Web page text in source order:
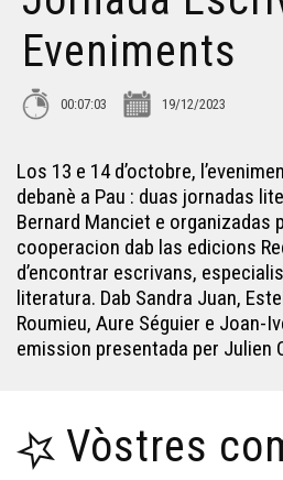
La Passem 2024 -
Rencontras Occitanas
Las Medievaus de
La Felibrejada de 2024 -
La Pastorala de Nadau
Jornadas Pro : CERC -
Eveniments
00:07:03 19/12/2023
Los 13 e 14 d’octobre,
debanè a Pau : duas jornadas
Bernard Manciet e organizadas
cooperacion dab las edicions
d’encontrar escrivans,
literatura. Dab Sandra Juan,
Roumieu, Aure Séguier e Joan-
emission presentada per Julien
Vòstres